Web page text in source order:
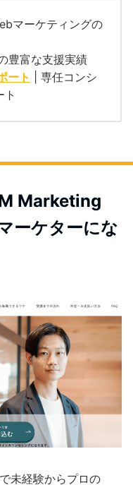
マーケティングの
豊富な支援実績
ート
| 専任コンシ
ト
Marketing
ーケターにな
未経験からプロの